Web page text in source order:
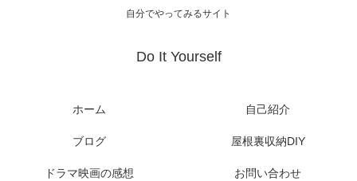
自分でやってみるサイト
Do It Yourself
ホーム 自己紹介
ブログ 屋根裏収納DIY
ドラマ映画の感想 お問い合わせ